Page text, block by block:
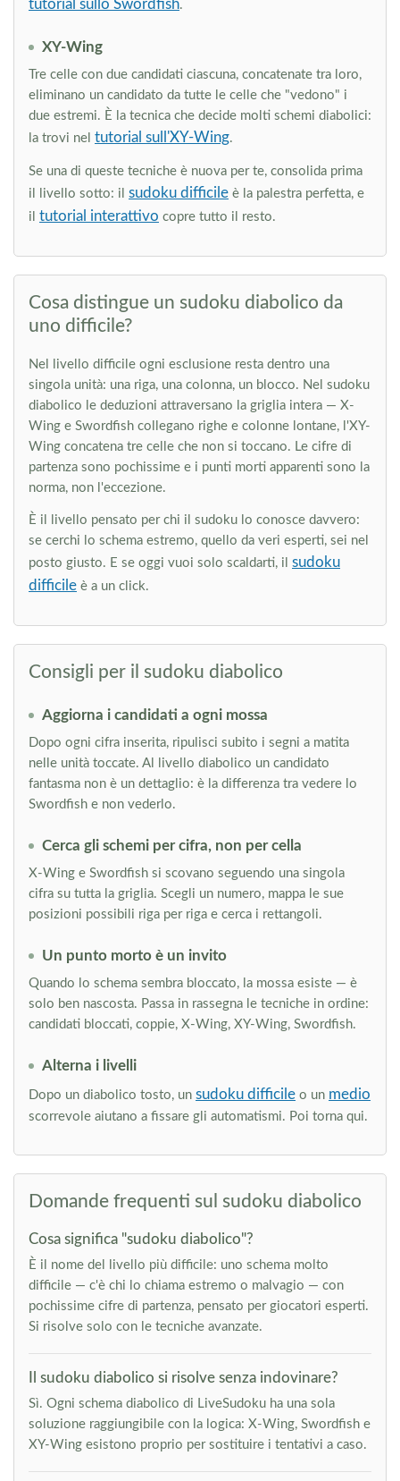
tutorial sullo Swordfish.
XY-Wing
Tre celle con due candidati ciascuna, concatenate tra loro,
eliminano un candidato da tutte le celle che "vedono" i
due estremi. È la tecnica che decide molti schemi diabolici:
la trovi nel tutorial sull'XY-Wing.
Se una di queste tecniche è nuova per te, consolida prima
il livello sotto: il sudoku difficile è la palestra perfetta, e
il tutorial interattivo copre tutto il resto.
Cosa distingue un sudoku diabolico da
uno difficile?
Nel livello difficile ogni esclusione resta dentro una
singola unità: una riga, una colonna, un blocco. Nel sudoku
diabolico le deduzioni attraversano la griglia intera — X-
Wing e Swordfish collegano righe e colonne lontane, l'XY-
Wing concatena tre celle che non si toccano. Le cifre di
partenza sono pochissime e i punti morti apparenti sono la
norma, non l'eccezione.
È il livello pensato per chi il sudoku lo conosce davvero:
se cerchi lo schema estremo, quello da veri esperti, sei nel
posto giusto. E se oggi vuoi solo scaldarti, il sudoku
difficile è a un click.
Consigli per il sudoku diabolico
Aggiorna i candidati a ogni mossa
Dopo ogni cifra inserita, ripulisci subito i segni a matita
nelle unità toccate. Al livello diabolico un candidato
fantasma non è un dettaglio: è la differenza tra vedere lo
Swordfish e non vederlo.
Cerca gli schemi per cifra, non per cella
X-Wing e Swordfish si scovano seguendo una singola
cifra su tutta la griglia. Scegli un numero, mappa le sue
posizioni possibili riga per riga e cerca i rettangoli.
Un punto morto è un invito
Quando lo schema sembra bloccato, la mossa esiste — è
solo ben nascosta. Passa in rassegna le tecniche in ordine:
candidati bloccati, coppie, X-Wing, XY-Wing, Swordfish.
Alterna i livelli
Dopo un diabolico tosto, un sudoku difficile o un medio
scorrevole aiutano a fissare gli automatismi. Poi torna qui.
Domande frequenti sul sudoku diabolico
Cosa significa "sudoku diabolico"?
È il nome del livello più difficile: uno schema molto
difficile — c'è chi lo chiama estremo o malvagio — con
pochissime cifre di partenza, pensato per giocatori esperti.
Si risolve solo con le tecniche avanzate.
Il sudoku diabolico si risolve senza indovinare?
Sì. Ogni schema diabolico di LiveSudoku ha una sola
soluzione raggiungibile con la logica: X-Wing, Swordfish e
XY-Wing esistono proprio per sostituire i tentativi a caso.